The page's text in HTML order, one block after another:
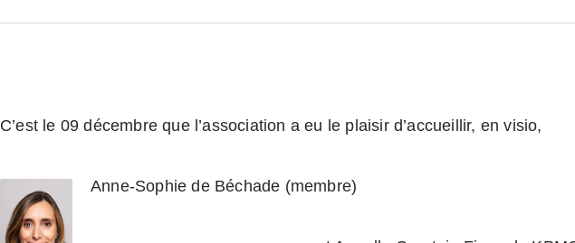
C’est le 09 décembre que l’association a eu le plaisir d’accueillir, en visio,
Anne-Sophie de Béchade (membre)